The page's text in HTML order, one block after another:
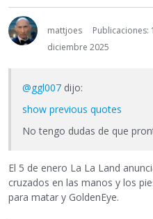
mattjoes
Publicaciones:
diciembre 2025
@ggl007 dijo:
show previous quotes
No tengo dudas de que
El 5 de enero La La Land
cruzados en las manos y los
para matar y GoldenEye.